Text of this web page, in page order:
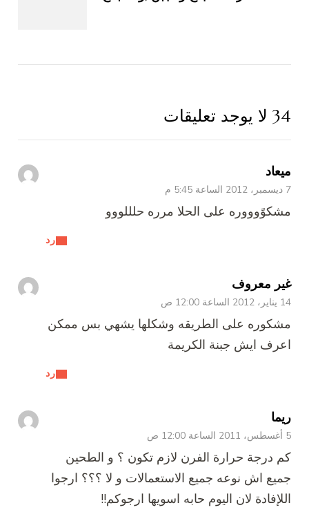
34 لا يوجد تعليقات
ميعاد
7 ديسمبر، 2012 الساعة 5:45 م
رد
مشكوًوووره على الحلا مرره حلللووو
غير معروف
14 يناير، 2012 الساعة 12:00 ص
رد
مشكوره على الطريقه وشكلها يشهي بس ممكن
اعرف ايش جبنة الكريمة
ريما
5 أغسطس، 2011 الساعة 12:00 ص
كم درجة حرارة الفرن لازم تكون ؟ و الطحين
جميع اش نوعه جميع الاستعمالات و لا ؟؟؟ ارجوا
اللإفادة لان اليوم حابه اسويها ارجوكم!!